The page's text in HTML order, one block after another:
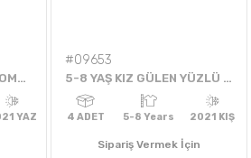
5-6-7-8 YAŞ KIZ KOT KOMONDO CEPLİ TEK ŞORT
#09653
5-8 YAŞ KIZ GÜLEN YÜZLÜ EŞOFMAN TAKIM
Sipariş Vermek İçin